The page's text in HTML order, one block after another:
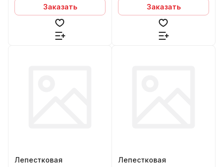
Заказать Заказать
Лепестковая
Лепестковая